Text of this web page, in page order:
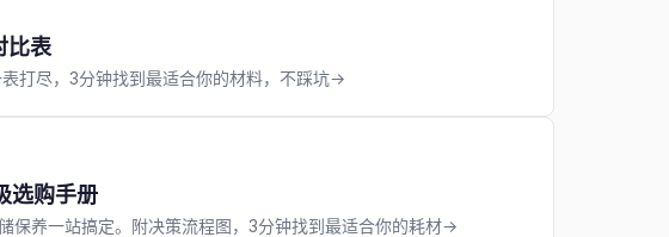
比表
打尽，3分钟找到最适合你的材料，不踩坑→
选购手册
保养一站搞定。附决策流程图，3分钟找到最适合你的耗材→